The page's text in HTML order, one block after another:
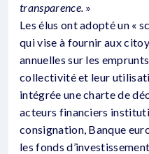
transparence. »
Les élus ont adopté un «
qui vise à fournir aux
annuelles sur les
collectivité et leur
intégrée une charte de
acteurs financiers
consignation, Banque
les fonds